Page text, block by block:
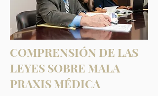
COMPRENSIÓN DE LAS
LEYES SOBRE MALA
PRAXIS MÉDICA